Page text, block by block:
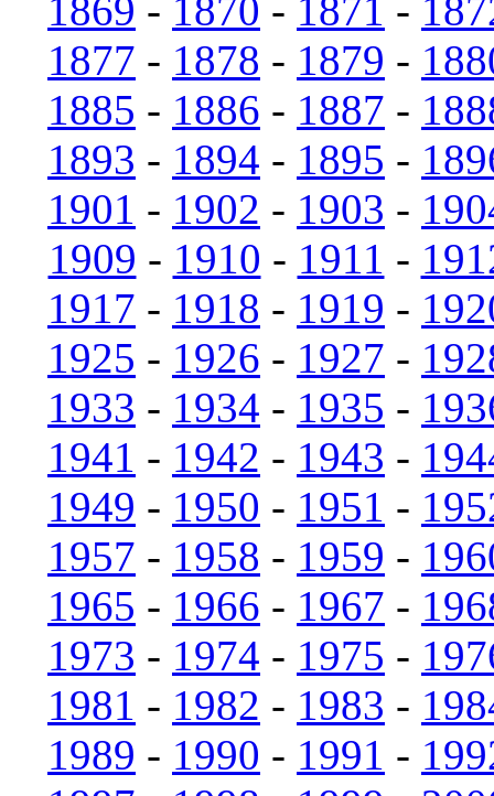
1869 - 1870 - 1871 -
1877 - 1878 - 1879 -
1885 - 1886 - 1887 -
1893 - 1894 - 1895 -
1901 - 1902 - 1903 -
1909 - 1910 - 1911 -
1917 - 1918 - 1919 -
1925 - 1926 - 1927 -
1933 - 1934 - 1935 -
1941 - 1942 - 1943 -
1949 - 1950 - 1951 -
1957 - 1958 - 1959 -
1965 - 1966 - 1967 -
1973 - 1974 - 1975 -
1981 - 1982 - 1983 -
1989 - 1990 - 1991 -